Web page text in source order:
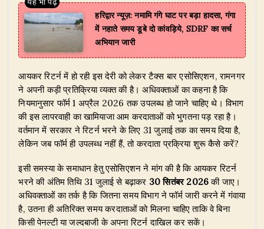
हरिद्वार न्यूज़: नमामि गंगे घाट पर बड़ा हादसा, गंगा
में नहाते समय डूबे दो कांवड़िये, SDRF का सर्च
अभियान जारी
आयकर रिटर्न में हो रही इस देरी को लेकर टैक्स बार एसोसिएशन, रामनगर
ने अपनी कड़ी प्रतिक्रिया व्यक्त की है। अधिवक्ताओं का कहना है कि
नियमानुसार फॉर्म 1 अप्रैल 2026 तक उपलब्ध हो जाने चाहिए थे। विभाग
की इस लापरवाही का खामियाजा आम करदाताओं को भुगतना पड़ रहा है।
वर्तमान में सरकार ने रिटर्न भरने के लिए 31 जुलाई तक का समय दिया है,
लेकिन जब फॉर्म ही उपलब्ध नहीं हैं, तो करदाता प्रक्रिया शुरू कैसे करें?
​इसी समस्या के समाधान हेतु एसोसिएशन ने मांग की है कि आयकर रिटर्न
भरने की अंतिम तिथि 31 जुलाई से बढ़ाकर 30 सितंबर 2026की जाए।
अधिवक्ताओं का तर्क है कि जितना समय विभाग ने फॉर्म जारी करने में गंवाया
है, उतना ही अतिरिक्त समय करदाताओं को मिलना चाहिए ताकि वे बिना
किसी पेनल्टी या जल्दबाजी के अपना रिटर्न दाखिल कर सकें।